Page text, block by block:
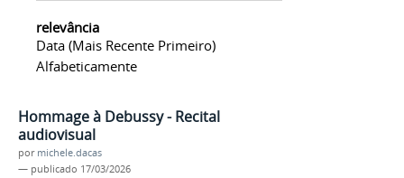
relevância
Data (mais Recente Primeiro)
Alfabeticamente
Hommage à Debussy - Recital
audiovisual
por michele.dacas
— publicado 17/03/2026